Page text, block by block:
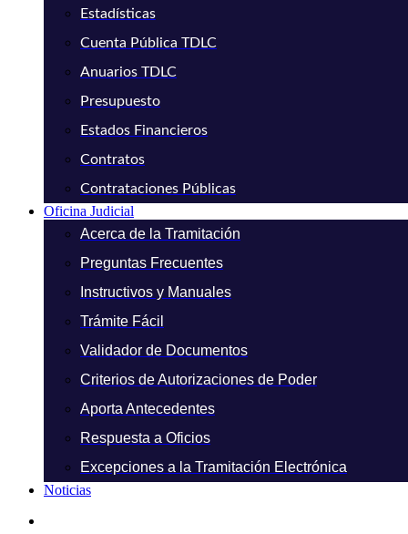
Estadísticas
Cuenta Pública TDLC
Anuarios TDLC
Presupuesto
Estados Financieros
Contratos
Contrataciones Públicas
Oficina Judicial
Acerca de la Tramitación
Preguntas Frecuentes
Instructivos y Manuales
Trámite Fácil
Validador de Documentos
Criterios de Autorizaciones de Poder
Aporta Antecedentes
Respuesta a Oficios
Excepciones a la Tramitación Electrónica
Noticias